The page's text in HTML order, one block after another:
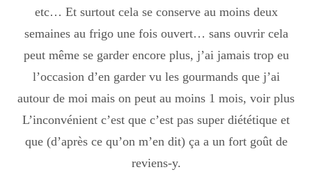
etc… Et surtout cela se conserve au moins deux
semaines au frigo une fois ouvert… sans ouvrir cela
peut même se garder encore plus, j’ai jamais trop eu
l’occasion d’en garder vu les gourmands que j’ai
autour de moi mais on peut au moins 1 mois, voir plus
L’inconvénient c’est que c’est pas super diététique et
que (d’après ce qu’on m’en dit) ça a un fort goût de
reviens-y.